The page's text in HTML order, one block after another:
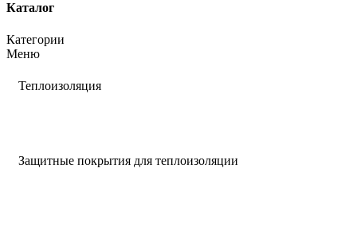
Каталог
Категории
Меню
Теплоизоляция
Защитные покрытия для теплоизоляции